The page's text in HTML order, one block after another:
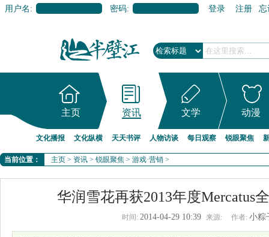
用户名: 密码: 登录 注册 忘
主页 资讯 文学 动漫
文化播报 文化纵横 天天书评 人物访谈 每日观察 锐眼聚焦
当前位置： 主页 > 资讯 > 锐眼聚焦 > 游戏·营销 >
华润雪花再获2013年度Mercatus
时间: 2014-04-29 10:39 来源: 作者: 小